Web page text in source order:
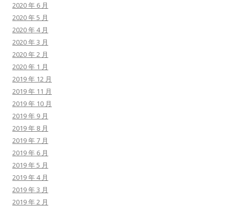
2020 年 6 月
2020 年 5 月
2020 年 4 月
2020 年 3 月
2020 年 2 月
2020 年 1 月
2019 年 12 月
2019 年 11 月
2019 年 10 月
2019 年 9 月
2019 年 8 月
2019 年 7 月
2019 年 6 月
2019 年 5 月
2019 年 4 月
2019 年 3 月
2019 年 2 月